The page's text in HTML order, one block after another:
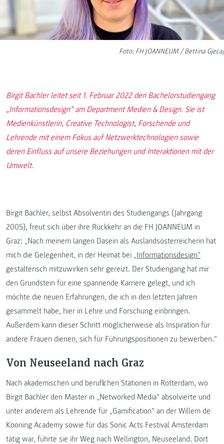
Foto: FH JOANNEUM / Bettina Gjecaj
Birgit Bachler leitet seit 1. Februar 2022 den Bachelorstudiengang
„Informationsdesign“ am Department Medien & Design. Sie ist
Medienkünstlerin, Creative Technologist, Forschende und
Lehrende mit einem Fokus auf Netzwerktechnologien sowie
deren Einfluss auf unsere Beziehungen und Interaktionen mit der
Umwelt.
Birgit Bachler, selbst Absolventin des Studiengangs (Jahrgang
2005), freut sich über ihre Rückkehr an die FH JOANNEUM in
Graz: „Nach meinem langen Dasein als Auslandsösterreicherin hat
mich die Gelegenheit, in der Heimat bei „Informationsdesign“
gestalterisch mitzuwirken sehr gereizt. Der Studiengang hat mir
den Grundstein für eine spannende Karriere gelegt, und ich
möchte die neuen Erfahrungen, die ich in den letzten Jahren
gesammelt habe, hier in Lehre und Forschung einbringen.
Außerdem kann dieser Schritt möglicherweise als Inspiration für
andere Frauen dienen, sich für Führungspositionen zu bewerben.“
Von Neuseeland nach Graz
Nach akademischen und beruflichen Stationen in Rotterdam, wo
Birgit Bachler den Master in „Networked Media“ absolvierte und
unter anderem als Lehrende für „Gamification“ an der Willem de
Kooning Academy sowie für das Sonic Acts Festival Amsterdam
tätig war, führte sie ihr Weg nach Wellington, Neuseeland. Dort